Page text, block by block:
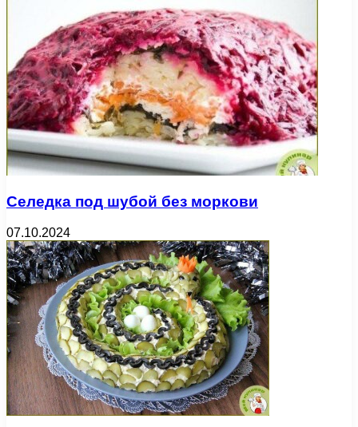
Селедка под шубой без моркови
07.10.2024